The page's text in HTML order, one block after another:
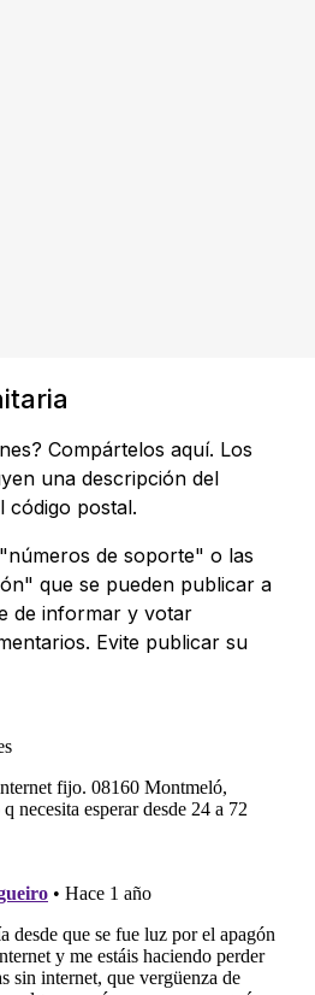
Compártelos aquí. Los
una descripción del
código postal.
de soporte" o las
que se pueden publicar a
de informar y votar
Evite publicar su